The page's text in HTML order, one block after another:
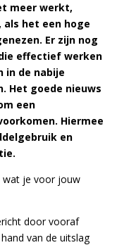
meer werkt,
het een hoge
Er zijn nog
effectief werken
in de nabije
Het goede nieuws
een
Hiermee
en
wat je voor jouw
door vooraf
van de uitslag